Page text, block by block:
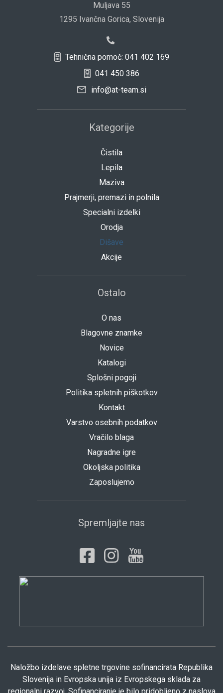
Muljava 55
1295 Ivančna Gorica, Slovenija
Tehnična pomoč: 041 402 169
041 450 386
info@at-team.si
Kategorije
Čistila
Lepila
Maziva
Prajmerji, premazi in polnila
Specialni izdelki
Orodja
Dišave
Akcije
Ostalo
O nas
Blagovne znamke
Novice
Katalogi
Splošni pogoji
Politika spletnih piškotkov
Kontakt
Varstvo osebnih podatkov
Vračilo blaga
Nagradne igre
Okoljska politika
Zaposlujemo
Spremljajte nas
Naložbo izdelave spletne trgovine sofinancirata Republika
Slovenija in Evropska unija iz Evropskega sklada za